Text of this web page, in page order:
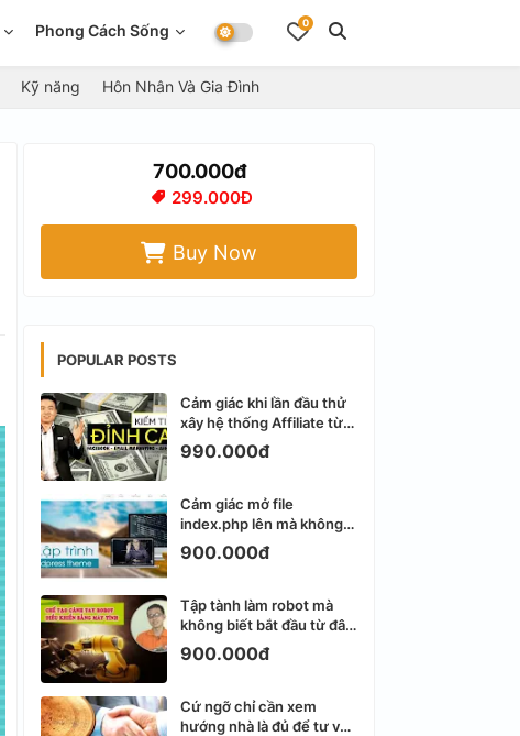
Phong Cách Sống 0
Kỹ năng Hôn Nhân Và Gia Đình
700.000đ
299.000Đ
Buy Now
POPULAR POSTS
Cảm giác khi lần đầu thử
xây hệ thống Affiliate từ
Facebook cá nhân
990.000đ
Cảm giác mở file
index.php lên mà không
biết viết gì tiếp theo
900.000đ
Tập tành làm robot mà
không biết bắt đầu từ đâu
thì dễ nản thật
900.000đ
Cứ ngỡ chỉ cần xem
hướng nhà là đủ để tư vấn